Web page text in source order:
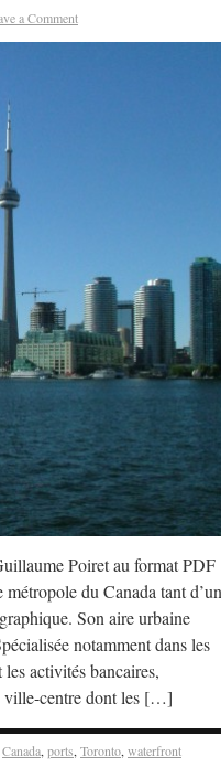
a Comment
Poiret au format PDF
du Canada tant d’un
Son aire urbaine
notamment dans les
activités bancaires,
ville-centre dont les […]
Canada, ports, Toronto, waterfront